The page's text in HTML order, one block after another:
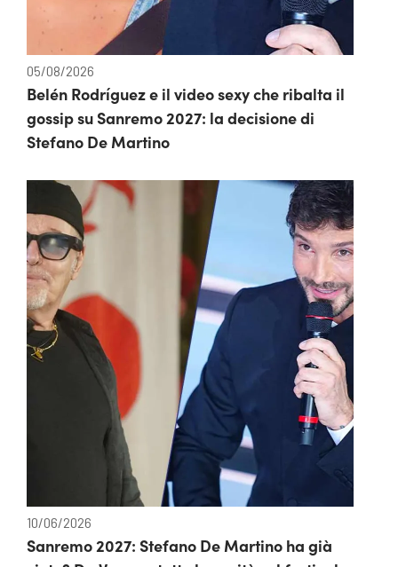
05/08/2026
Belén Rodríguez e il video sexy che ribalta il
gossip su Sanremo 2027: la decisione di
Stefano De Martino
10/06/2026
Sanremo 2027: Stefano De Martino ha già